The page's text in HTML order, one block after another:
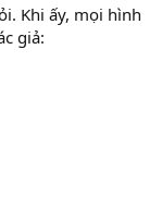
Khi ấy, mọi hình
giả: